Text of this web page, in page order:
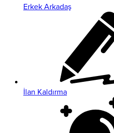
Erkek Arkadaş
İlan Kaldırma